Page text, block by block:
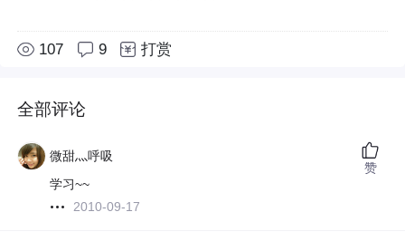
107 9 打赏
全部评论
微甜灬呼吸
学习~~
2010-09-17
赞